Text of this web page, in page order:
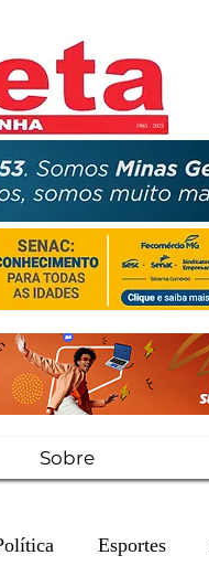
Sobre
Esportes